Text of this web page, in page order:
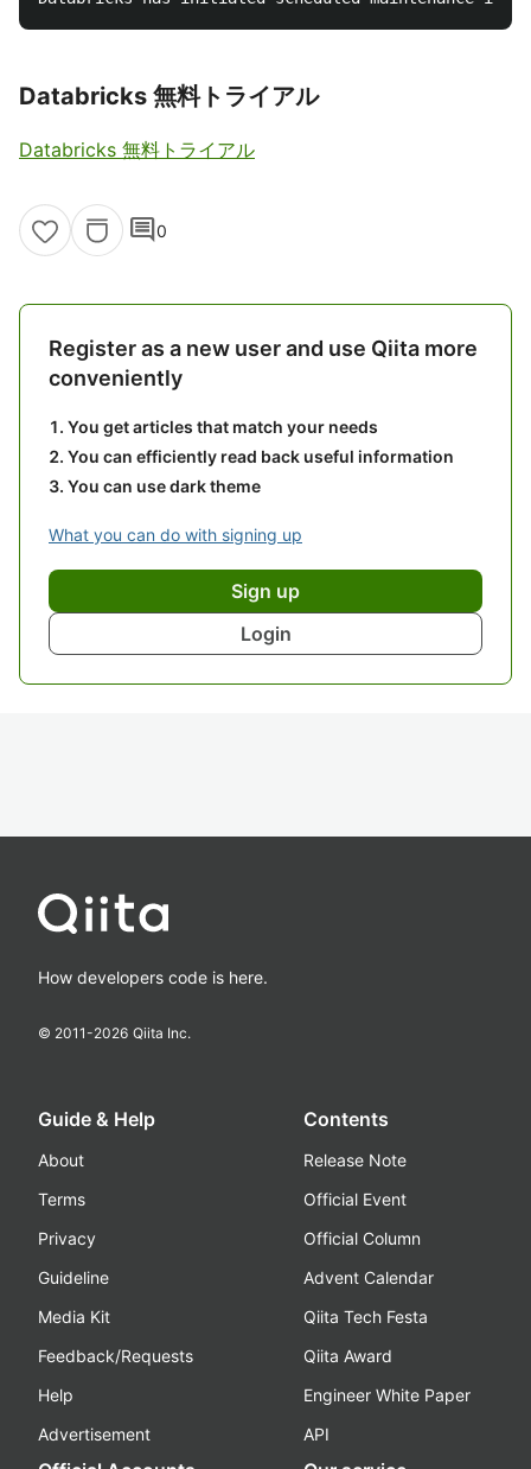
Databricks 無料トライアル
Databricks 無料トライアル
comment0
Register as a new user and use Qiita more
conveniently
You get articles that match your needs
You can efficiently read back useful information
You can use dark theme
What you can do with signing up
Sign up
Login
How developers code is here.
© 2011-2026 Qiita Inc.
Guide & Help
About
Terms
Privacy
Guideline
Media Kit
Feedback/Requests
Help
Advertisement
Contents
Release Note
Official Event
Official Column
Advent Calendar
Qiita Tech Festa
Qiita Award
Engineer White Paper
API